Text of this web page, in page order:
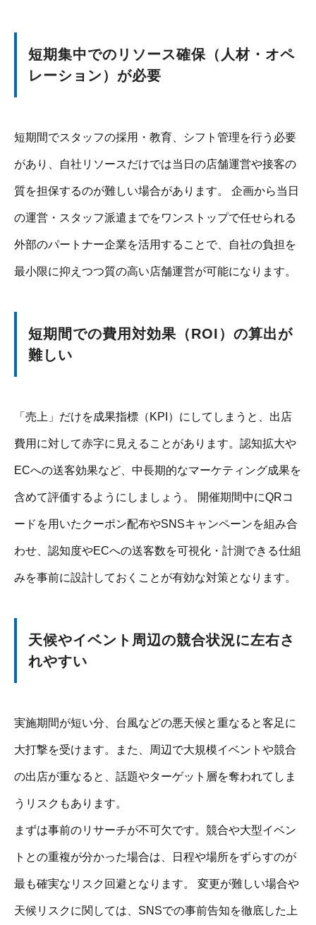
短期集中でのリソース確保（人材・オペ
レーション）が必要
短期間でスタッフの採用・教育、シフト管理を行う必要
があり、自社リソースだけでは当日の店舗運営や接客の
質を担保するのが難しい場合があります。 企画から当日
の運営・スタッフ派遣までをワンストップで任せられる
外部のパートナー企業を活用することで、自社の負担を
最小限に抑えつつ質の高い店舗運営が可能になります。
短期間での費用対効果（ROI）の算出が
難しい
「売上」だけを成果指標（KPI）にしてしまうと、出店
費用に対して赤字に見えることがあります。認知拡大や
ECへの送客効果など、中長期的なマーケティング成果を
含めて評価するようにしましょう。 開催期間中にQRコ
ードを用いたクーポン配布やSNSキャンペーンを組み合
わせ、認知度やECへの送客数を可視化・計測できる仕組
みを事前に設計しておくことが有効な対策となります。
天候やイベント周辺の競合状況に左右さ
れやすい
実施期間が短い分、台風などの悪天候と重なると客足に
大打撃を受けます。また、周辺で大規模イベントや競合
の出店が重なると、話題やターゲット層を奪われてしま
うリスクもあります。
まずは事前のリサーチが不可欠です。競合や大型イベン
トとの重複が分かった場合は、日程や場所をずらすのが
最も確実なリスク回避となります。 変更が難しい場合や
天候リスクに関しては、SNSでの事前告知を徹底した上